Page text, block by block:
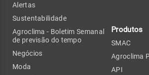
Alertas
Sustentabilidade
Agroclima - Boletim Semanal
de previsão do tempo
Negócios
Moda
Produtos
SMAC
Agroclima
API